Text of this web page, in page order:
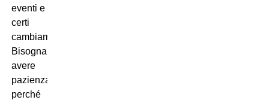
eventi e
certi
cambiamenti.
Bisogna
avere
pazienza
perché